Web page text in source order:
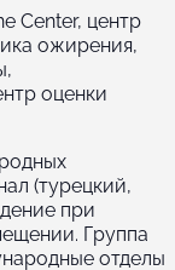
Center, центр
ожирения,
оценки
(турецкий,
при
Группа
отделы